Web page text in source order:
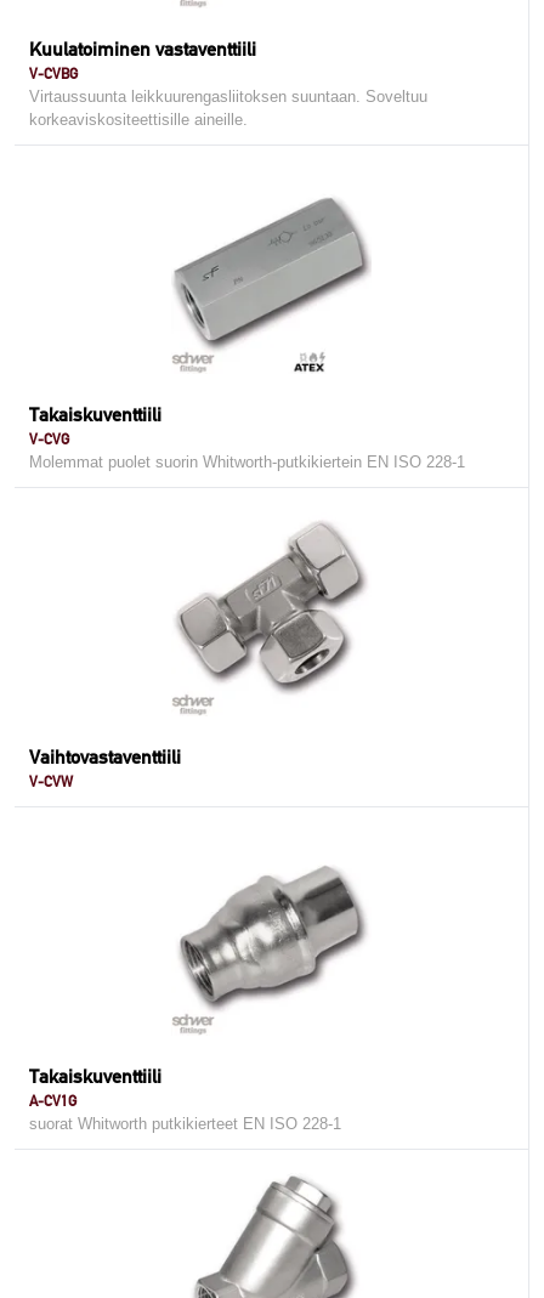
Kuulatoiminen vastaventtiili
V-CVBG
Virtaussuunta leikkuurengasliitoksen suuntaan. Soveltuu
korkeaviskositeettisille aineille.
Takaiskuventtiili
V-CVG
Molemmat puolet suorin Whitworth-putkikiertein EN ISO 228-1
Vaihtovastaventtiili
V-CVW
Takaiskuventtiili
A-CV1G
suorat Whitworth putkikierteet EN ISO 228-1